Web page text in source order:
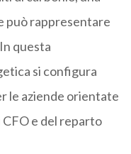
può rappresentare
questa
si configura
le aziende orientate
e del reparto